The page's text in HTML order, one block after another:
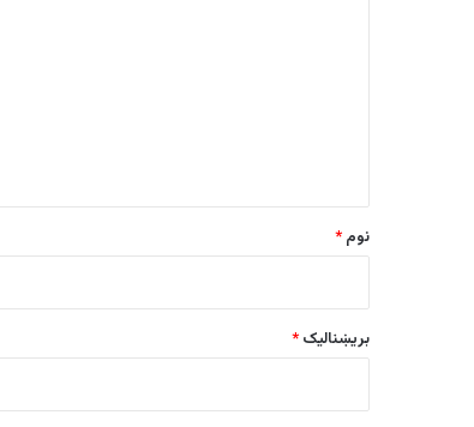
*نوم *
بریښنالیک *